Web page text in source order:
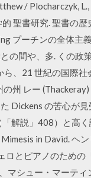
/ Plocharczyk,
聖書研究. 聖書の
プーチンの全体主
の間や、多. くの政
、21 世紀の国際
州 レー
Dickens の苦心が
解説」408）と高
in David. ヘ
とピアノのための
マシュー・マーテ